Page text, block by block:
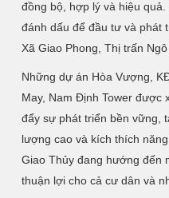
đồng bộ, hợp lý và hiệu
đánh dấu để đầu tư và phát
Xã Giao Phong, Thị trấn Ngô
Những dự án Hòa Vượng,
May, Nam Định Tower được
đẩy sự phát triển bền vững,
lượng cao và kích thích
Giao Thủy đang hướng đến
thuận lợi cho cả cư dân và